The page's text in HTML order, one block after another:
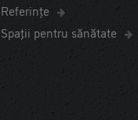
Referințe
Spaţii pentru sănătate